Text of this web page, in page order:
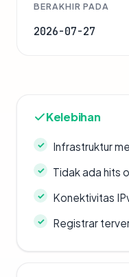
BERAKHIR PADA
2026-07-27
Kelebihan
Infrastruktur
Tidak ada hits
Konektivitas
Registrar